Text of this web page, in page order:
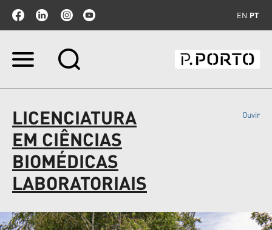
EN PT
Ir
Ir
para
a
navegação
LICENCIATURA
EM CIÊNCIAS
BIOMÉDICAS
LABORATORIAIS
Ouvir